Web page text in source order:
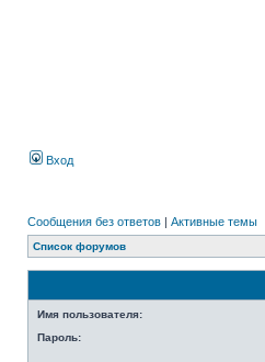
Вход
Сообщения без ответов | Активные темы
Список форумов
Имя пользователя:
Пароль: